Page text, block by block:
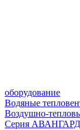
оборудование
Водяные
Воздушно-
Серия